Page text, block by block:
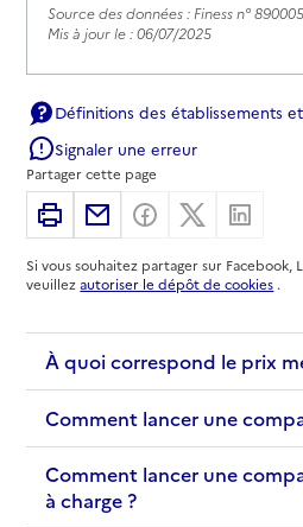
Source des données : Finess n°
Mis à jour le : 06/07/2025
Définitions des établissements
Signaler une erreur
Partager cette page
ImprimerPartager par email
Partager surPartager sur
Si vous souhaitez partager sur Facebook,
veuillezautoriser le dépôt de cookies .
À quoi correspond le prix
Comment lancer une
Comment lancer une
à charge ?